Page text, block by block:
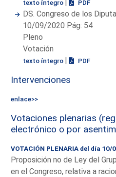
texto íntegro | PDF
DS. Congreso de los
10/09/2020 Pág: 54
Pleno
Votación
texto íntegro | PDF
Intervenciones
enlace>>
Votaciones plenarias
electrónico o por
VOTACIÓN PLENARIA del día 10/
Proposición no de Ley del
en el Congreso, relativa a